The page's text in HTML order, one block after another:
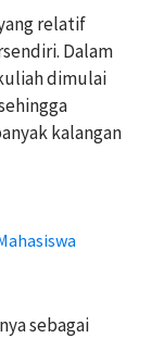
relatif
Dalam
dimulai
kalangan
sebagai